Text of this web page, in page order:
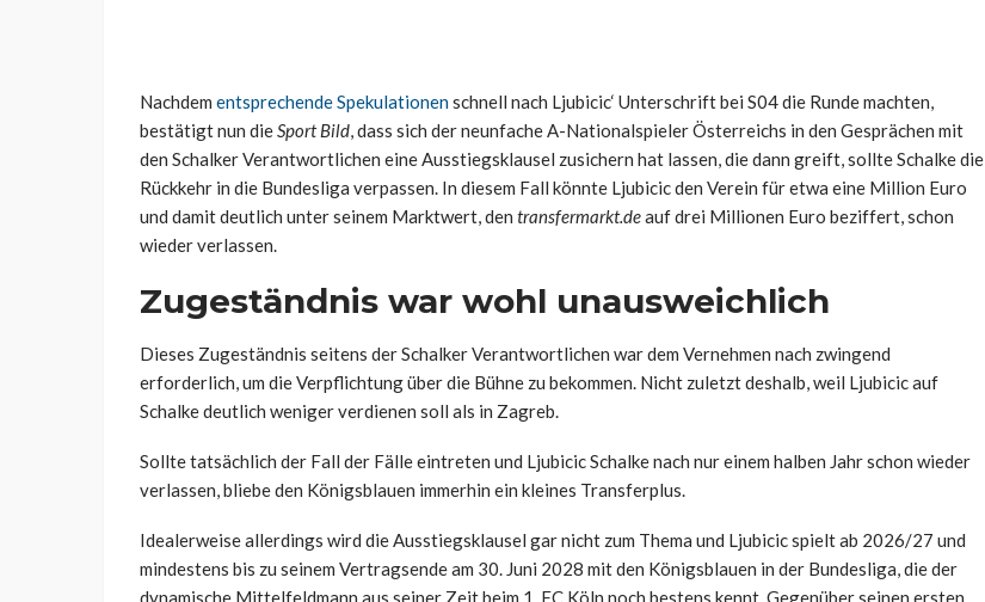
Nachdem entsprechende Spekulationenschnell nach Ljubicic‘ Unterschrift bei S04 die Runde machten,
bestätigt nun dieSport Bild, dass sich der neunfache A-Nationalspieler Österreichs in den Gesprächen mit
den Schalker Verantwortlichen eine Ausstiegsklausel zusichern hat lassen, die dann greift, sollte Schalke die
Rückkehr in die Bundesliga verpassen. In diesem Fall könnte Ljubicic den Verein für etwa eine Million Euro
und damit deutlich unter seinem Marktwert, den transfermarkt.deauf drei Millionen Euro beziffert, schon
wieder verlassen.
Zugeständnis war wohl unausweichlich
Dieses Zugeständnis seitens der Schalker Verantwortlichen war dem Vernehmen nach zwingend
erforderlich, um die Verpflichtung über die Bühne zu bekommen. Nicht zuletzt deshalb, weil Ljubicic auf
Schalke deutlich weniger verdienen soll als in Zagreb.
Sollte tatsächlich der Fall der Fälle eintreten und Ljubicic Schalke nach nur einem halben Jahr schon wieder
verlassen, bliebe den Königsblauen immerhin ein kleines Transferplus.
Idealerweise allerdings wird die Ausstiegsklausel gar nicht zum Thema und Ljubicic spielt ab 2026/27 und
mindestens bis zu seinem Vertragsende am 30. Juni 2028 mit den Königsblauen in der Bundesliga, die der
dynamische Mittelfeldmann aus seiner Zeit beim 1. FC Köln noch bestens kennt. Gegenüber seinen ersten